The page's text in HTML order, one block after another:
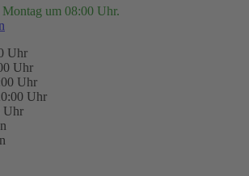
um 08:00 Uhr.
Uhr
Uhr
Uhr
Uhr
Uhr